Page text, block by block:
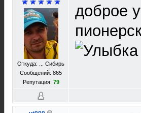
Откуда: ... Сибирь
Сообщений: 865
Репутация: 79
доброе